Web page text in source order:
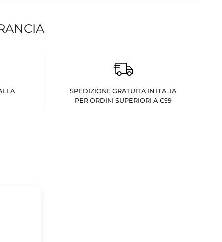
SPEDIZIONE GRATUITA IN ITALIA
PER ORDINI SUPERIORI A €99